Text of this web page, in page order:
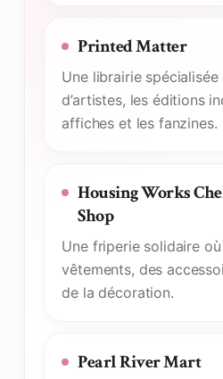
Printed Matter
Une librairie
d’artistes, les éditions
affiches et les fanzines.
Housing Works
Shop
Une friperie solidaire où
vêtements, des
de la décoration.
Pearl River Mart